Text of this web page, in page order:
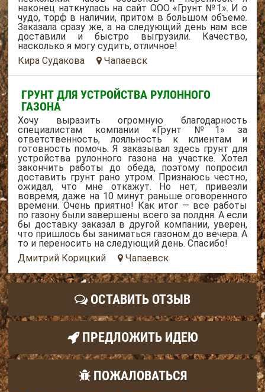
наконец наткнулась на сайт ООО «Грунт №1». И о
чудо, торф в наличии, притом в большом объеме.
Заказала сразу же, а на следующий день нам все
доставили и быстро выгрузили. Качество,
насколько я могу судить, отличное!
Кира Судакова
Чапаевск
ГРУНТ ДЛЯ УСТРОЙСТВА РУЛОННОГО
ГАЗОНА
Хочу выразить огромную благодарность
специалистам компании «Грунт №1» за
ответственность, лояльность к клиентам и
готовность помочь. Я заказывал здесь грунт для
устройства рулонного газона на участке. Хотел
закончить работы до обеда, поэтому попросил
доставить грунт рано утром. Признаюсь честно,
ожидал, что мне откажут. Но нет, привезли
вовремя, даже на 10 минут раньше оговоренного
времени. Очень приятно! Как итог — все работы
по газону были завершены всего за полдня. А если
бы доставку заказал в другой компании, уверен,
что пришлось бы заниматься газоном до вечера. А
то и переносить на следующий день. Спасибо!
Дмитрий Корицкий
Чапаевск
ОСТАВИТЬ ОТЗЫВ
ПРЕДЛОЖИТЬ ИДЕЮ
ПОЖАЛОВАТЬСЯ